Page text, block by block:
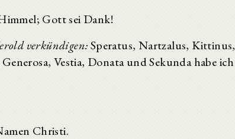
Gott sei Dank!
verkündigen:Speratus, Nartzalus, Kittinus,
Vestia, Donata und Sekunda habe ich
Christi.